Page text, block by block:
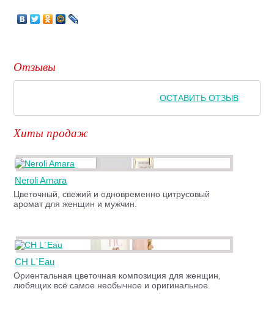
Отзывы
ОСТАВИТЬ ОТЗЫВ
Хиты продаж
Neroli Amara
Цветочный, свежий и одновременно цитрусовый
аромат для женщин и мужчин.
CH L`Eau
Ориентальная цветочная композиция для женщин,
любящих всё самое необычное и оригинальное.